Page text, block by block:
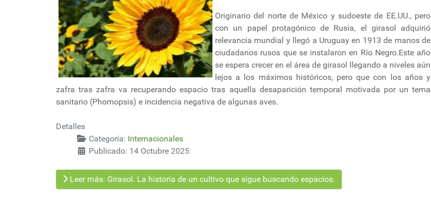
Originario del norte de México y sudoeste de EE.UU., pero
con un papel protagónico de Rusia, el girasol adquirió
relevancia mundial y llegó a Uruguay en 1913 de manos de
ciudadanos rusos que se instalaron en Río Negro.Este año
se espera crecer en el área de girasol llegando a niveles aún
lejos a los máximos históricos, pero que con los años y
zafra tras zafra va recuperando espacio tras aquella desaparición temporal motivada por un tema
sanitario (Phomopsis) e incidencia negativa de algunas aves.
Detalles
Categoría: Internacionales
Publicado: 14 Octubre 2025
Leer más: Girasol. La historia de un cultivo que sigue buscando espacios.